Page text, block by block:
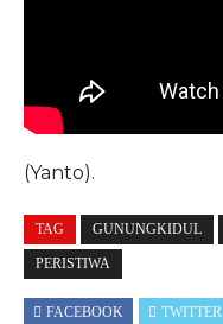
(Yanto).
TAG GUNUNGKIDUL
PERISTIWA
FACEBOOK TWITTER